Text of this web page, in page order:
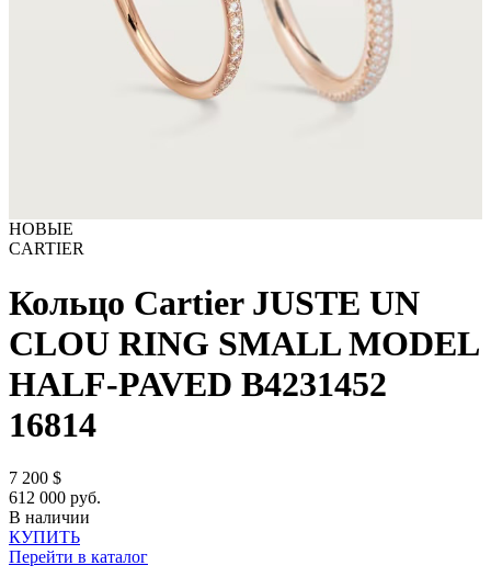
НОВЫЕ
CARTIER
Кольцо Cartier JUSTE UN
CLOU RING SMALL MODEL
HALF-PAVED B4231452
16814
7 200 $
612 000 руб.
В наличии
КУПИТЬ
Перейти в каталог